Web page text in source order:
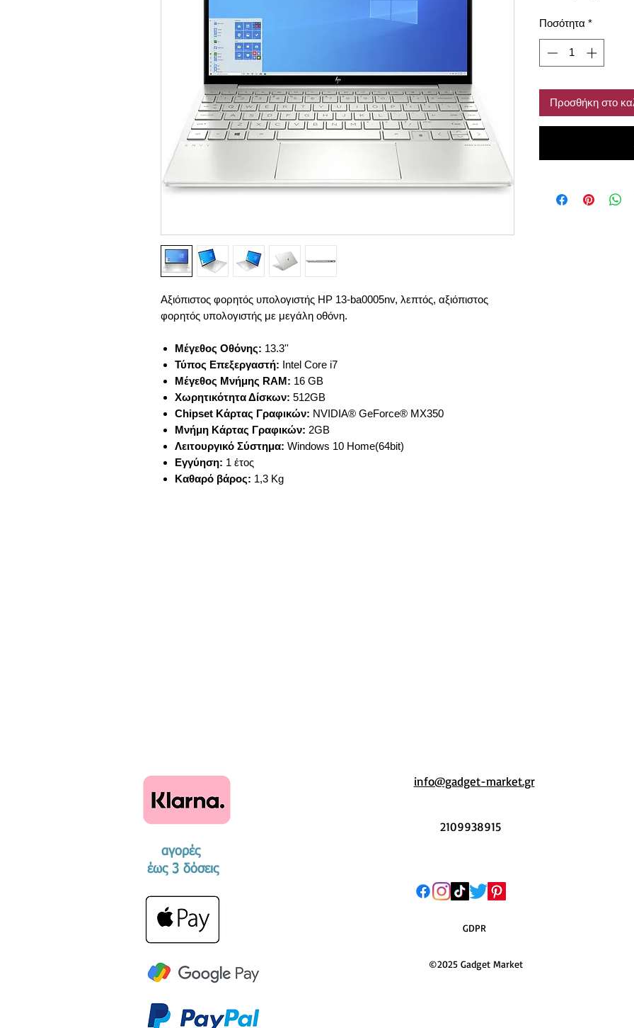
Αξιόπιστος φορητός υπολογιστής HP 13-ba0005nv, λεπτός, αξιόπιστος
φορητός υπολογιστής με μεγάλη οθόνη.
Μέγεθος Οθόνης: 13.3''
Τύπος Επεξεργαστή: Intel Core i7
Μέγεθος Μνήμης RAM: 16 GB
Χωρητικότητα Δίσκων: 512GB
Chipset Κάρτας Γραφικών: NVIDIA® GeForce® MX350
Μνήμη Κάρτας Γραφικών: 2GB
Λειτουργικό Σύστημα: Windows 10 Home(64bit)
Εγγύηση: 1 έτος
Καθαρό βάρος: 1,3 Kg
Ποσότητα *
Προσθήκη στο
αγορές
​έως 3 δόσεις
info@gadget-market.gr
2109938915
GDPR
©2025 Gadget Market